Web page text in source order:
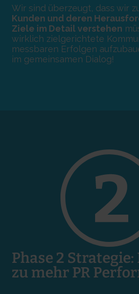
Wir sind überzeugt, dass wir
Kunden und deren
Ziele im Detail verstehen
wirklich zielgerichtete
messbaren Erfolgen
im gemeinsamen Dialog!
Phase 2
zu mehr PR